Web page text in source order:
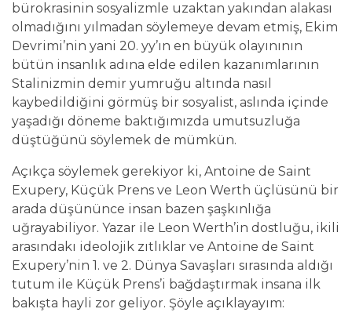
bürokrasinin sosyalizmle uzaktan yakından alakası
olmadığını yılmadan söylemeye devam etmiş, Ekim
Devrimi’nin yani 20. yy’ın en büyük olayınının
bütün insanlık adına elde edilen kazanımlarının
Stalinizmin demir yumruğu altında nasıl
kaybedildiğini görmüş bir sosyalist, aslında içinde
yaşadığı döneme baktığımızda umutsuzluğa
düştüğünü söylemek de mümkün.
Açıkça söylemek gerekiyor ki, Antoine de Saint
Exupery, Küçük Prens ve Leon Werth üçlüsünü bir
arada düşününce insan bazen şaşkınlığa
uğrayabiliyor. Yazar ile Leon Werth’in dostluğu, ikili
arasındakı ideolojik zıtlıklar ve Antoine de Saint
Exupery’nin 1. ve 2. Dünya Savaşları sırasında aldığı
tutum ile Küçük Prens’i bağdaştırmak insana ilk
bakışta hayli zor geliyor. Şöyle açıklayayım: